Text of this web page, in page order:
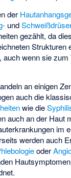
der
und
gezählt, da
Strukturen
wenn sie zum
an einigen
auch die
wie die
auch an der Haut
im
werden auch
oder